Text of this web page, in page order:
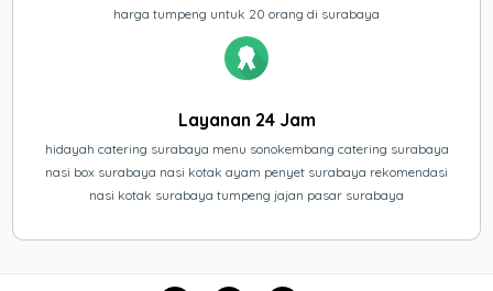
harga tumpeng untuk 20 orang di surabaya
Layanan 24 Jam
hidayah catering surabaya menu sonokembang catering surabaya
nasi box surabaya nasi kotak ayam penyet surabaya rekomendasi
nasi kotak surabaya tumpeng jajan pasar surabaya